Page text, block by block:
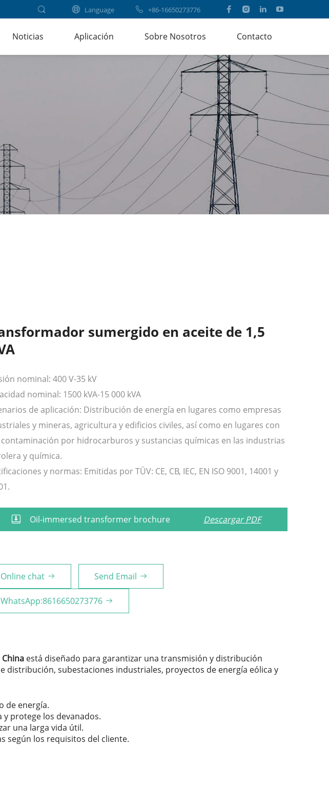
Language +86-16650273776
Noticias Aplicación Sobre Nosotros Contacto
sumergido en aceite de 1,5
nominal: 400 V-35 kV
nominal: 1500 kVA-15 000 kVA
de aplicación: Distribución de energía en lugares como empresas
y mineras, agricultura y edificios civiles, así como en lugares con
por hidrocarburos y sustancias químicas en las industrias
y química.
y normas: Emitidas por TÜV: CE, CB, IEC, EN ISO 9001, 14001 y
Oil-immersed transformer brochure Descargar PDF
Online chat Send Email
WhatsApp:8616650273776
Chinaestá diseñado para garantizar una transmisión y distribución
distribución, subestaciones industriales, proyectos de energía eólica y
de energía.
protege los devanados.
una larga vida útil.
según los requisitos del cliente.